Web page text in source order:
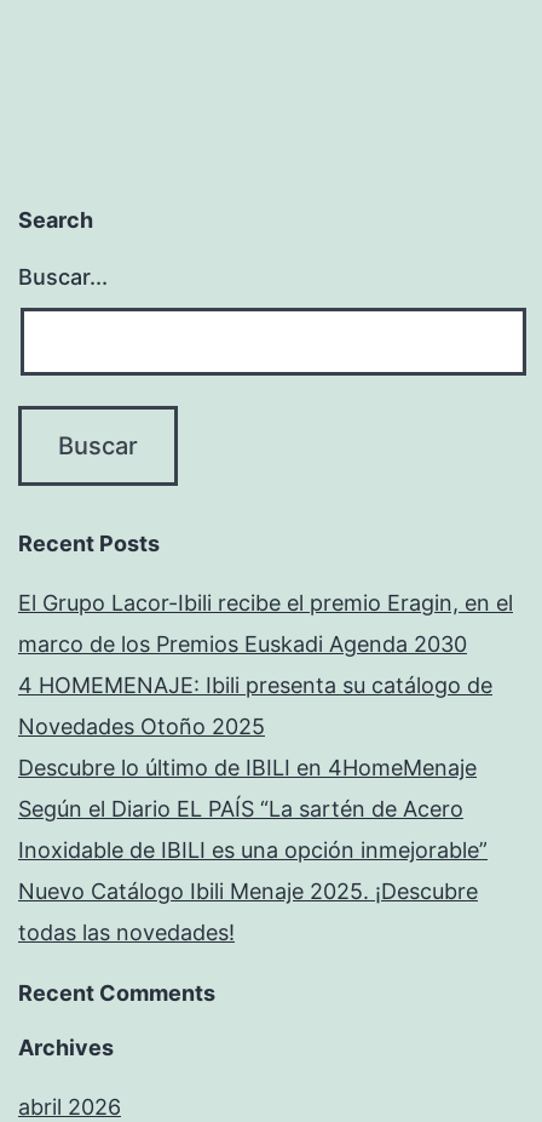
Search
Buscar...
Recent Posts
El Grupo Lacor-Ibili recibe el premio Eragin, en el
marco de los Premios Euskadi Agenda 2030
4 HOMEMENAJE: Ibili presenta su catálogo de
Novedades Otoño 2025
Descubre lo último de IBILI en 4HomeMenaje
Según el Diario EL PAÍS “La sartén de Acero
Inoxidable de IBILI es una opción inmejorable”
Nuevo Catálogo Ibili Menaje 2025. ¡Descubre
todas las novedades!
Recent Comments
Archives
abril 2026